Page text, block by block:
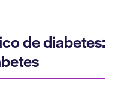
de diabetes: